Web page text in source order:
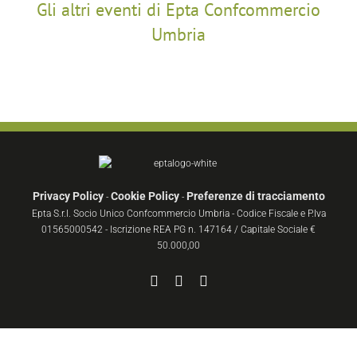
Gli altri eventi di Epta Confcommercio
Umbria
Privacy Policy- Cookie Policy- Preferenze di tracciamento
Epta S.r.l. Socio Unico Confcommercio Umbria - Codice Fiscale e P.Iva
01565000542 - Iscrizione REA PG n. 147164 / Capitale Sociale €
50.000,00
FacebookYouTube